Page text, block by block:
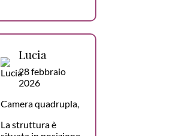
Lucia
28 febbraio
2026
Camera quadrupla,
La struttura è